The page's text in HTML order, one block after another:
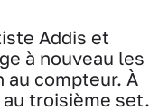
Addis et
à nouveau les
au compteur. À
troisième